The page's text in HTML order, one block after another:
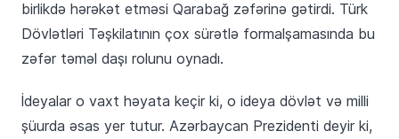
birlikdə hərəkət etməsi Qarabağ zəfərinə gətirdi. Türk
Dövlətləri Təşkilatının çox sürətlə formalşamasında bu
zəfər təməl daşı rolunu oynadı.
İdeyalar o vaxt həyata keçir ki, o ideya dövlət və milli
şüurda əsas yer tutur. Azərbaycan Prezidenti deyir ki,